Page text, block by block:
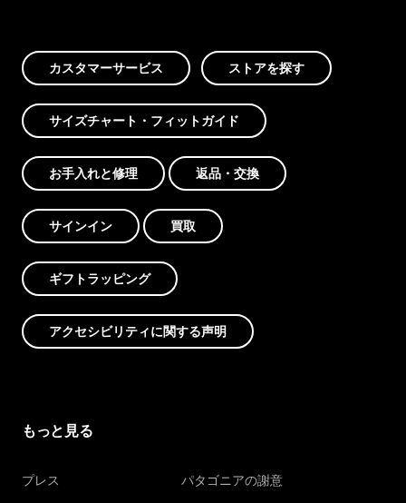
カスタマーサービス ストアを探す
サイズチャート・フィットガイド
お手入れと修理 返品・交換
サインイン 買取
ギフトラッピング
アクセシビリティに関する声明
もっと見る
プレス パタゴニアの謝意